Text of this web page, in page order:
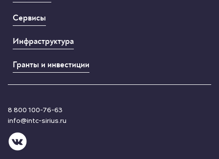
Сервисы
Инфраструктура
Гранты и инвестиции
8 800 100-76-63
info@intc-sirius.ru